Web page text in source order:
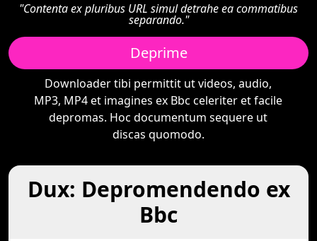
"Contenta ex pluribus URL simul detrahe ea commatibus
separando."
Deprime
Downloader tibi permittit ut videos, audio,
MP3, MP4 et imagines ex Bbc celeriter et facile
depromas. Hoc documentum sequere ut
discas quomodo.
Dux: Depromendendo ex
Bbc